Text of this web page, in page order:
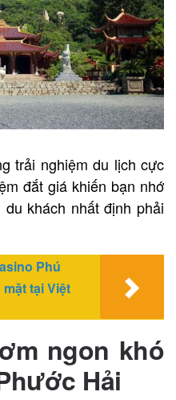
trải nghiệm du lịch cực
đắt giá khiến bạn nhớ
khách nhất định phải
Phú
tại Việt
ngon khó
Hải